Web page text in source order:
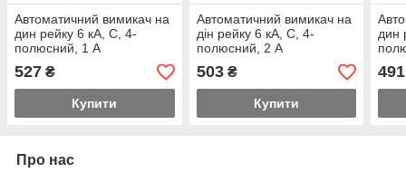
Автоматичний вимикач на
дин рейку 6 кА, С, 4-
полюсний, 1 А
527 ₴
Купити
Автоматичний вимикач на
дін рейку 6 кА, С, 4-
полюсний, 2 А
503₴
Купити
дин
491
Про нас